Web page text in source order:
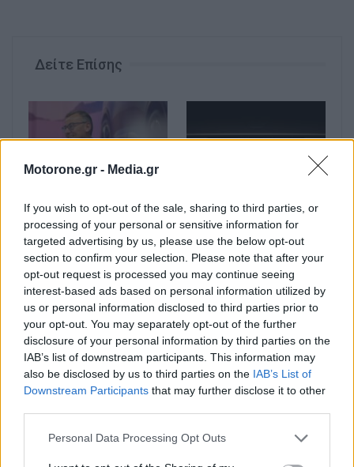
Motorone.gr - Media.gr
If you wish to opt-out of the sale, sharing to third parties, or
processing of your personal or sensitive information for
targeted advertising by us, please use the below opt-out
section to confirm your selection. Please note that after your
opt-out request is processed you may continue seeing
interest-based ads based on personal information utilized by
us or personal information disclosed to third parties prior to
your opt-out. You may separately opt-out of the further
disclosure of your personal information by third parties on the
IAB’s list of downstream participants. This information may
also be disclosed by us to third parties on the IAB’s List of
Downstream Participants that may further disclose it to other
Personal Data Processing Opt Outs
Δείτε Επίσης
Ο Alain Favey
αποκλειστικά στα Auto
Express / MotorOne:
«Δεν θα υπάρξει άλλο
GTi αν…
Bentley Torcal: Αν και
ηλεκτρική, θα
ακούγεται σαν να έχει
V8 κινητήρα
Ford Fathom: Αυτό είναι
το όνομα για το νέο
Ο Alain Favey
αποκλειστικά στα Auto